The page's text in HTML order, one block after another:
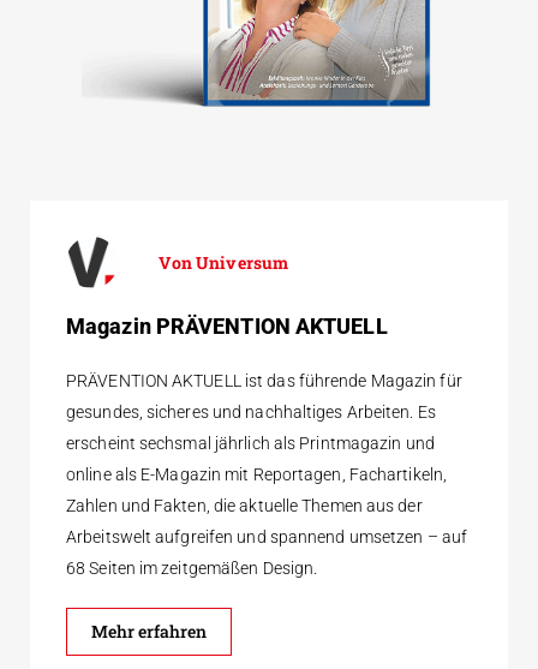
Universum
Magazin PRÄVENTION AKTUELL
PRÄVENTION AKTUELL ist das führende Magazin für
gesundes, sicheres und nachhaltiges Arbeiten. Es
erscheint sechsmal jährlich als Printmagazin und
online als E-Magazin mit Reportagen, Fachartikeln,
Zahlen und Fakten, die aktuelle Themen aus der
Arbeitswelt aufgreifen und spannend umsetzen – auf
68 Seiten im zeitgemäßen Design.
Mehr erfahren